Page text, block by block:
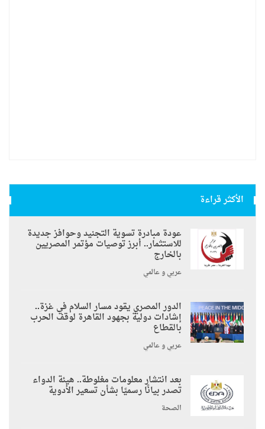
الأكثر قراءة
عودة مبادرة تسوية التجنيد وحوافز جديدة
للاستثمار.. أبرز توصيات مؤتمر المصريين
بالخارج
عربي و عالمي
الدور المصري يقود مسار السلام في غزة..
إشادات دولية بجهود القاهرة لوقف الحرب
بالقطاع
عربي و عالمي
بعد انتشار معلومات مغلوطة.. هيئة الدواء
تصدر بيانًا رسميًا بشأن تسعير الأدوية
الصحة